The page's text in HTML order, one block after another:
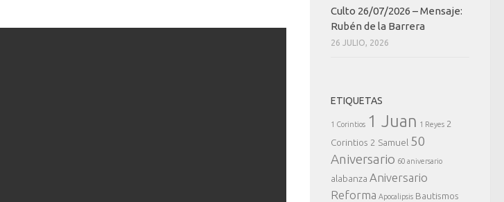
Culto 26/07/2026 – Mensaje:
Rubén de la Barrera
26 JULIO, 2026
ETIQUETAS
1 Corintios 1 Juan 1 Reyes 2
Corintios 2 Samuel 50
Aniversario 60 aniversario
alabanza Aniversario
Reforma Apocalipsis Bautismos